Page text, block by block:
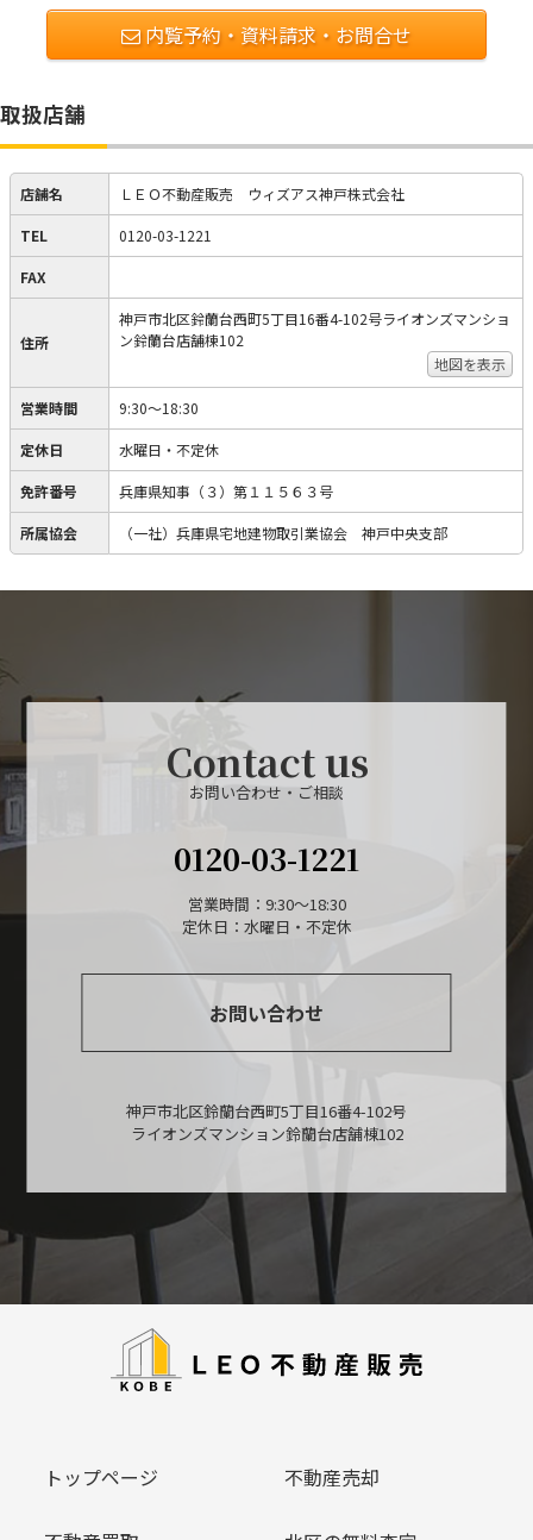
内覧予約・資料請求・お問合せ
取扱店舗
店舗名 ＬＥＯ不動産販売 ウィズアス神戸株式会社
TEL 0120-03-1221
FAX
住所
神戸市北区鈴蘭台西町5丁目16番4-102号ライオンズマンショ
ン鈴蘭台店舗棟102
地図を表示
営業時間 9:30～18:30
定休日 水曜日・不定休
免許番号 兵庫県知事（３）第１１５６３号
所属協会 （一社）兵庫県宅地建物取引業協会 神戸中央支部
Contact us
お問い合わせ・ご相談
0120-03-1221
営業時間：9:30～18:30
定休日：水曜日・不定休
お問い合わせ
神戸市北区鈴蘭台西町5丁目16番4-102号
ライオンズマンション鈴蘭台店舗棟102
トップページ 不動産売却